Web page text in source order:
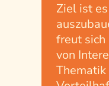
Ziel ist
freut sich
von